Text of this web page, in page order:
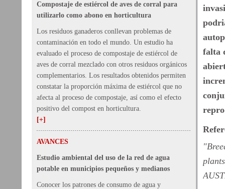
Compostaje de estiércol de aves de corral para
utilizarlo como abono en horticultura
Los residuos ganaderos conllevan problemas de
contaminación en todo el mundo. Un estudio ha
evaluado el proceso de compostaje de estiércol de
aves de corral mezclado con otros residuos orgánicos
complementarios. Los resultados obtenidos permiten
constatar la proporción máxima de estiércol que no
afecta al proceso de compostaje, así como el efecto
positivo del compost en horticultura.
[+]
AVANCES
Estudio ambiental del uso de la red de agua
potable en municipios pequeños y medianos
Conocer los patrones de consumo de agua y
falta